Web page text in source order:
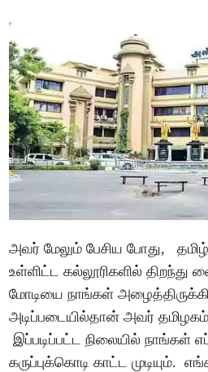
அவர் மேலும் பேசிய போது,
உள்ளிட்ட கல்லூரிகளில் திறந்து
மோடியை நாங்கள்
அடிப்படையில்தான் அவர் தமிழகம்
இப்படிப்பட்ட நிலையில் நாங்கள்
கருப்புக்கொடி காட்ட முடியும்.